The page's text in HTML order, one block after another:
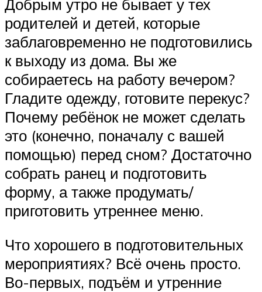
Добрым утро не бывает у тех
родителей и детей, которые
заблаговременно не подготовились
к выходу из дома. Вы же
собираетесь на работу вечером?
Гладите одежду, готовите перекус?
Почему ребёнок не может сделать
это (конечно, поначалу с вашей
помощью) перед сном? Достаточно
собрать ранец и подготовить
форму, а также продумать/
приготовить утреннее меню.
Что хорошего в подготовительных
мероприятиях? Всё очень просто.
Во-первых, подъём и утренние